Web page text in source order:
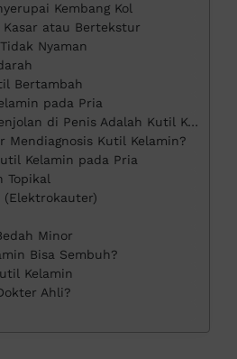
Kembang Kol
Kasar atau Bertekstur
Nyaman
Bertambah
pada Pria
di Penis Adalah Kutil Kelamin?
Mendiagnosis Kutil Kelamin?
Kelamin pada Pria
Topikal
(Elektrokauter)
Minor
Bisa Sembuh?
Kelamin
Ahli?